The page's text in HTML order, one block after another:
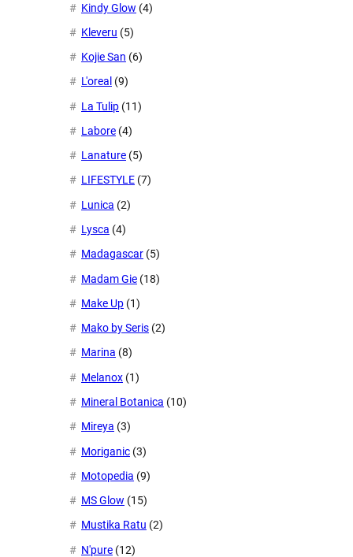
Kindy Glow (4)
Kleveru (5)
Kojie San (6)
L'oreal (9)
La Tulip (11)
Labore (4)
Lanature (5)
LIFESTYLE (7)
Lunica (2)
Lysca (4)
Madagascar (5)
Madam Gie (18)
Make Up (1)
Mako by Seris (2)
Marina (8)
Melanox (1)
Mineral Botanica (10)
Mireya (3)
Moriganic (3)
Motopedia (9)
MS Glow (15)
Mustika Ratu (2)
N'pure (12)